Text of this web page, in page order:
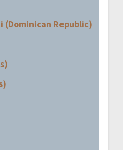
(Dominican Republic)